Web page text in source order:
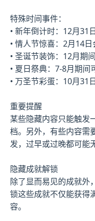
特殊时间事件：
• 新年倒计时：12月31
• 情人节惊喜：2月14
• 圣诞节装饰：12月期
• 夏日祭典：7-8月期间
• 万圣节彩蛋：10月31
重要提醒
某些隐藏内容只能触发
档。另外，有些内容需
发，过早或过晚都可能
隐藏成就解锁
除了显而易见的成就外
锁这些成就不仅能获得
容。